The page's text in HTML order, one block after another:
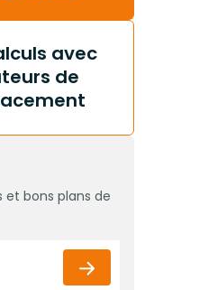
avec
de
et bons plans de